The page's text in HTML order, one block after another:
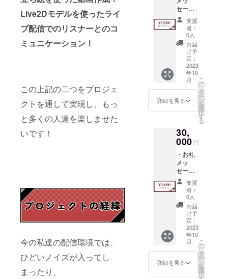
Live2Dモデルを使ったライ
ブ配信でのリスナーとのコ
ミュニケーション！
この上記の二つをプロジェ
クトを通して実現し、もっ
と多くの人達を楽しませた
いです！
今の私達の配信環境では、
ひどいノイズが入ってし
まったり、
す ※
アカウ
ントの
記載が
無い方
に関し
ては
メール
にて
【お礼
メッ
ジ】の
みとさ
す。
視聴可
能な
URLを
Twitter
のDMに
てお送
り致し
ます。
Twitter
アカウ
お持ち
の方
て
＠〜〜
〜を教
えて頂
けると
大変助
かりま
す ※
アカウ
ントの
記載が
無い方
に関し
ては
メール
【お礼
メッ
考欄に
「（呼
んで欲
しい名
前）」
を記入
してく
ださ
い。
（記載
のない
方は
【読み
せて頂
きま
す。 ・
お礼ボ
イスは
後日、
視聴可
能な
URLを
Twitter
のDMに
てお送
り致し
ます。
アカウ
ントを
【デー
タ品は
全て
Twitter
のDMに
て送ら
せて頂
きま
す。】
・お礼
動画に
てお名
頂きま
す。
希望の
呼び名
がある
方は備
考欄に
「（呼
んで欲
しい名
前）」
を記入
してく
ださ
い。
（記載
のない
セー
ジ：
データ
品 ・
Twitter
ヘッ
ダー：
データ
品 ・お
礼ボイ
ス（限
定公
開） ・
壁紙：
品 ・A
４クリ
アファ
イル 以
上がお
渡しす
るリ
ターン
品にな
りま
す。
【デー
タ品は
全て
Twitter
のDMに
て送ら
支援
者：
0人
お届
け予
定：
2023
年10
月
詳細を見る
こ
の
リ
タ
ー
ン
を
選
択
す
る
30,
000 円
・お礼
メッ
セー
ジ：
データ
品 ・
Twitter
ヘッ
ダー：
データ
品 ・お
礼ボイ
ス（限
定公
開） ・
壁紙：
支援
者：
0人
お届
け予
定：
2023
年10
月
詳細を見る
こ
の
リ
タ
ー
ン
を
選
択